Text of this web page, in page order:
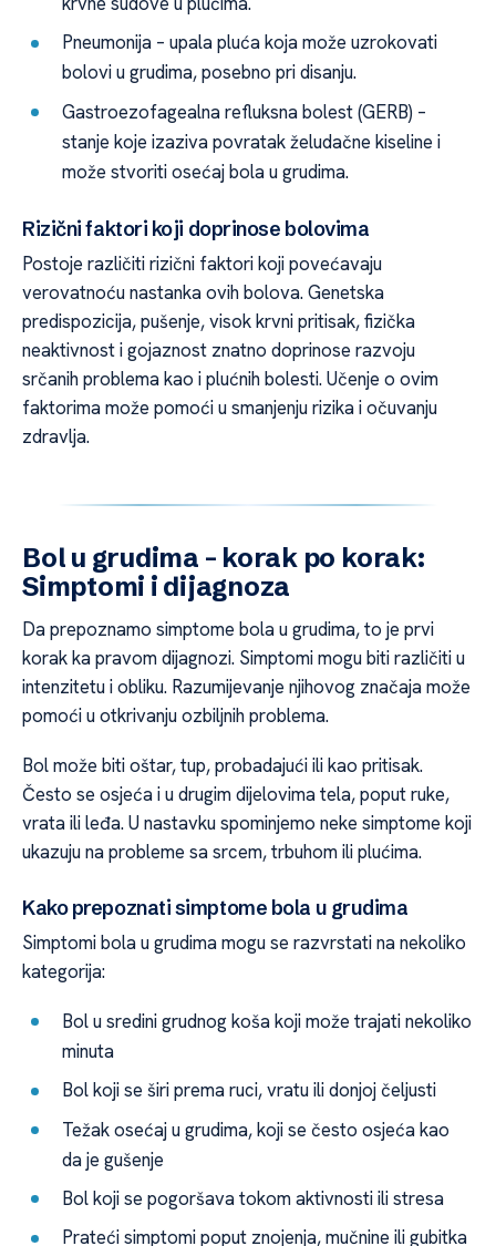
Pneumonija – upala pluća koja može uzrokovati
bolovi u grudima, posebno pri disanju.
Gastroezofagealna refluksna bolest (GERB) –
stanje koje izaziva povratak želudačne kiseline i
može stvoriti osećaj bola u grudima.
Rizični faktori koji doprinose bolovima
Postoje različiti rizični faktori koji povećavaju
verovatnoću nastanka ovih bolova. Genetska
predispozicija, pušenje, visok krvni pritisak, fizička
neaktivnost i gojaznost znatno doprinose razvoju
srčanih problema kao i plućnih bolesti. Učenje o ovim
faktorima može pomoći u smanjenju rizika i očuvanju
zdravlja.
Bol u grudima – korak po korak:
Simptomi i dijagnoza
Da prepoznamo simptome bola u grudima, to je prvi
korak ka pravom dijagnozi. Simptomi mogu biti različiti u
intenzitetu i obliku. Razumijevanje njihovog značaja može
pomoći u otkrivanju ozbiljnih problema.
Bol može biti oštar, tup, probadajući ili kao pritisak.
Često se osjeća i u drugim dijelovima tela, poput ruke,
vrata ili leđa. U nastavku spominjemo neke simptome koji
ukazuju na probleme sa srcem, trbuhom ili plućima.
Kako prepoznati simptome bola u grudima
Simptomi bola u grudima mogu se razvrstati na nekoliko
kategorija:
Bol u sredini grudnog koša koji može trajati nekoliko
minuta
Bol koji se širi prema ruci, vratu ili donjoj čeljusti
Težak osećaj u grudima, koji se često osjeća kao
da je gušenje
Bol koji se pogoršava tokom aktivnosti ili stresa
Prateći simptomi poput znojenja, mučnine ili gubitka